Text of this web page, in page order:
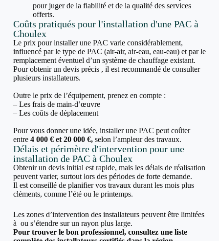
pour juger de la fiabilité et de la qualité des services
offerts.
Coûts pratiqués pour l'installation d'une PAC à
Choulex
Le prix pour installer une PAC varie considérablement,
influencé par le type de PAC (air-air, air-eau, eau-eau) et par le
remplacement éventuel d’un système de chauffage existant.
Pour obtenir un devis précis , il est recommandé de consulter
plusieurs installateurs.
Outre le prix de l’équipement, prenez en compte :
– Les frais de main-d’œuvre
– Les coûts de déplacement
Pour vous donner une idée, installer une PAC peut coûter
entre 4 000 € et 20 000 €,selon l’ampleur des travaux.
Délais et périmètre d'intervention pour une
installation de PAC à Choulex
Obtenir un devis initial est rapide, mais les délais de réalisation
peuvent varier, surtout lors des périodes de forte demande.
Il est conseillé de planifier vos travaux durant les mois plus
cléments, comme l’été ou le printemps.
Les zones d’intervention des installateurs peuvent être limitées
à ou s’étendre sur un rayon plus large.
Pour trouver le bon professionnel, consultez une liste